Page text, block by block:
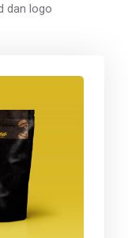
dan logo